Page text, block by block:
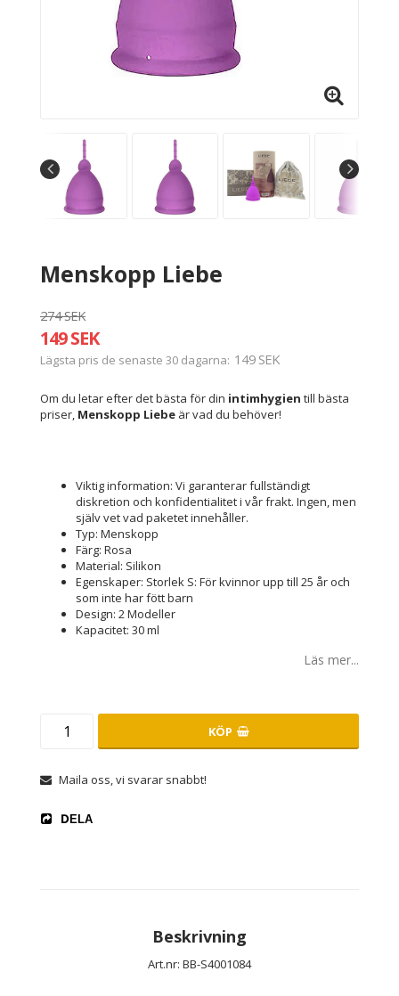
Menskopp Liebe
274 SEK
149 SEK
Lägsta pris de senaste 30 dagarna 149 SEK
Om du letar efter det bästa för din intimhygien till bästa
priser, Menskopp Liebe är vad du behöver!
Viktig information: Vi garanterar fullständigt
diskretion och konfidentialitet i vår frakt. Ingen, men
själv vet vad paketet innehåller.
Typ: Menskopp
Färg: Rosa
Material: Silikon
Egenskaper: Storlek S: För kvinnor upp till 25 år och
som inte har fött barn
Design: 2 Modeller
Kapacitet: 30 ml
Läs mer...
KÖP
Maila oss, vi svarar snabbt!
DELA
Beskrivning
Art.nr: BB-S4001084